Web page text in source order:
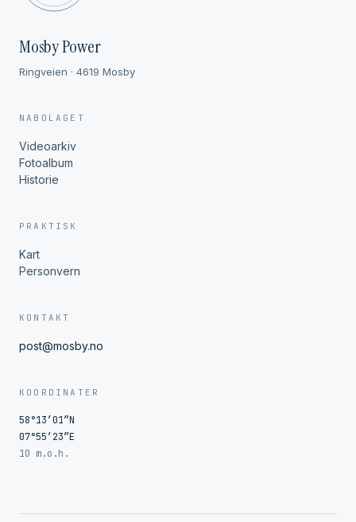
Mosby Power
Ringveien · 4619 Mosby
NABOLAGET
Videoarkiv
Fotoalbum
Historie
PRAKTISK
Kart
Personvern
KONTAKT
post@mosby.no
KOORDINATER
58°13′01″N
07°55′23″E
10 m.o.h.